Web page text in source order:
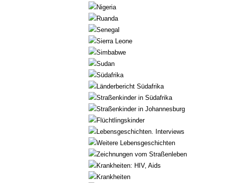
Nigeria
Ruanda
Senegal
Sierra Leone
Simbabwe
Sudan
Südafrika
Länderbericht Südafrika
Straßenkinder in Südafrika
Straßenkinder in Johannesburg
Flüchtlingskinder
Lebensgeschichten. Interviews
Weitere Lebensgeschichten
Zeichnungen vom Straßenleben
Krankheiten: HIV, Aids
Krankheiten